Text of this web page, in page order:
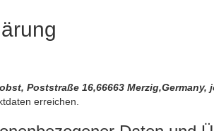
Poststraße 16,66663 Merzig,Germany,
erreichen.